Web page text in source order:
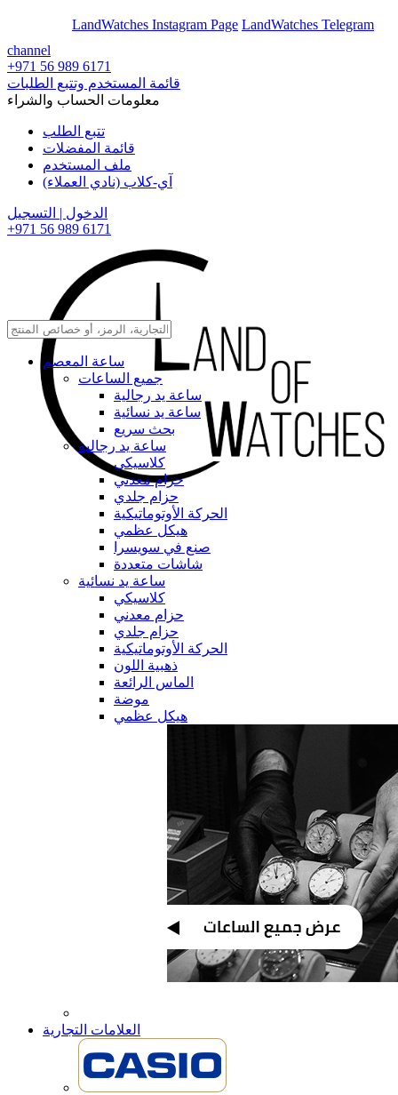
LandWatches Instagram Page LandWatches Telegram
channel
+971 56 989 6171
قائمة المستخدم وتتبع الطلبات
معلومات الحساب والشراء
تتبع الطلب
قائمة المفضلات
ملف المستخدم
آي-كلاب (نادي العملاء)
الدخول | التسجيل
+971 56 989 6171
ساعة المعصم
جميع الساعات
ساعة يد رجالية
ساعة يد نسائية
بحث سريع
ساعة يد رجالية
كلاسيكي
حزام معدني
حزام جلدي
الحركة الأوتوماتيكية
هيكل عظمي
صنع في سويسرا
شاشات متعددة
ساعة يد نسائية
كلاسيكي
حزام معدني
حزام جلدي
الحركة الأوتوماتيكية
ذهبية اللون
الماس الرائعة
موضة
هيكل عظمي
العلامات التجارية